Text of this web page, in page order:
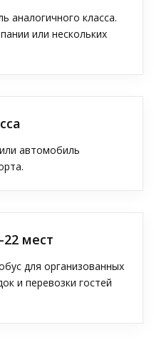
аналогичного класса.
или нескольких
автомобиль
мест
для организованных
и перевозки гостей